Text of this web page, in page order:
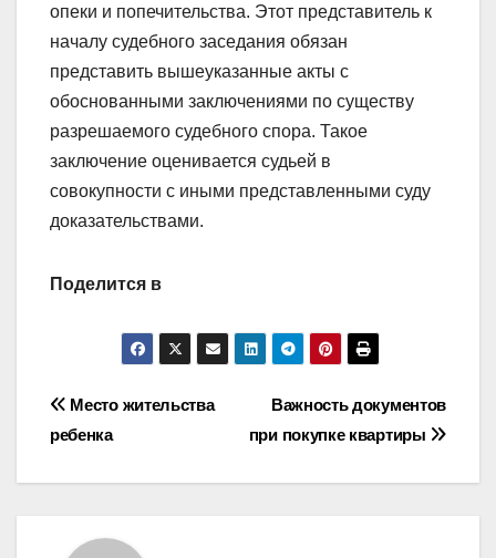
опеки и попечительства. Этот представитель к
началу судебного заседания обязан
представить вышеуказанные акты с
обоснованными заключениями по существу
разрешаемого судебного спора. Такое
заключение оценивается судьей в
совокупности с иными представленными суду
доказательствами.
Поделится в
Навигация
по
Важность документов
при покупке квартиры
Место жительства
ребенка